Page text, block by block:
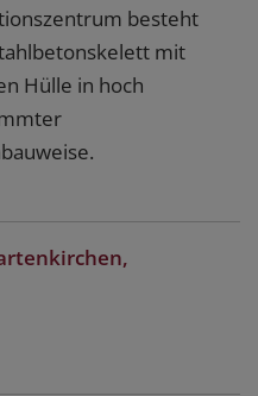
besteht
mit
Hülle in hoch